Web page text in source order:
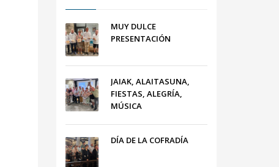
MUY DULCE
PRESENTACIÓN
JAIAK, ALAITASUNA,
FIESTAS, ALEGRÍA,
MÚSICA
DÍA DE LA COFRADÍA